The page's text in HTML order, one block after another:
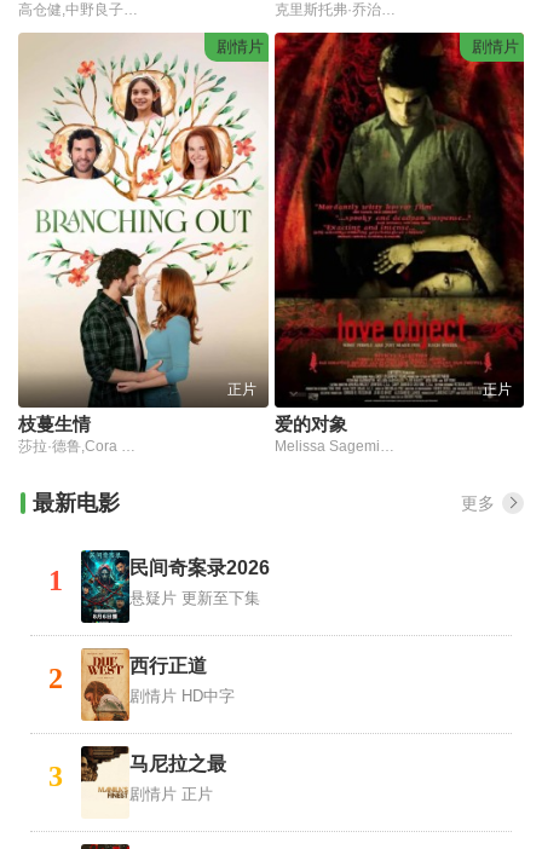
高仓健,中野良子,夏八木勋,药师丸博子,田中邦卫 克里斯托弗·乔治,Greta Baldwin
剧情片
正片
枝蔓生情
剧情片
正片
爱的对象
最新电影 更多
1 民间奇案录2026
悬疑片 更新至下集
2 西行正道
剧情片 HD中字
3 马尼拉之最
剧情片 正片